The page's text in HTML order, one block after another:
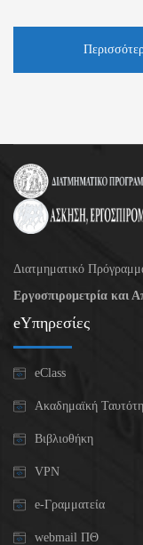
Διατμηματικό
Εργοσπιρομετρία και
eΥπηρεσίες
eClass
Ακαδημαϊκή
Βιβλιοθήκη
VPN
e-Γραμματεία
webmail ΠΘ